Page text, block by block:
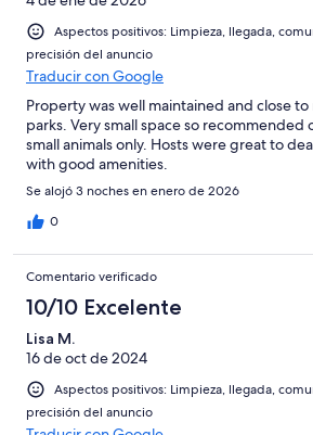
Aspectos positivos: Limpieza, llegada,
precisión del anuncio
Traducir con Google
Property was well maintained and close to
parks. Very small space so
small animals only. Hosts were great to
with good amenities.
Se alojó 3 noches en enero de 2026
0
Comentario verificado
10/10 Excelente
Lisa M.
16 de oct de 2024
Aspectos positivos: Limpieza, llegada,
precisión del anuncio